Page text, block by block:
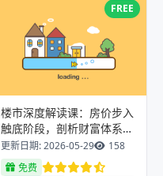
FREE
楼市深度解读课：房价步入
触底阶段，剖析财富体系变
革教你重塑个人价值认知
更新日期: 2026-05-29
158
免费